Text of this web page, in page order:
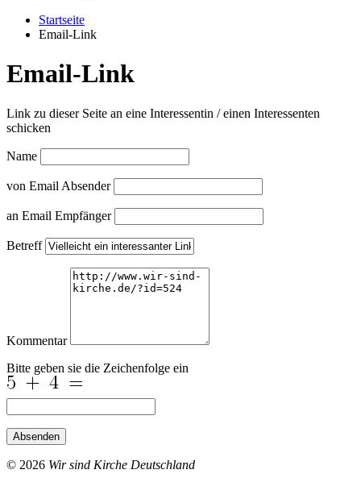
Startseite
Email-Link
Email-Link
Link zu dieser Seite an eine Interessentin / einen Interessenten
schicken
Name
von Email Absender
an Email Empfänger
Betreff
Kommentar
Bitte geben sie die Zeichenfolge ein
Absenden
© 2026 Wir sind Kirche Deutschland